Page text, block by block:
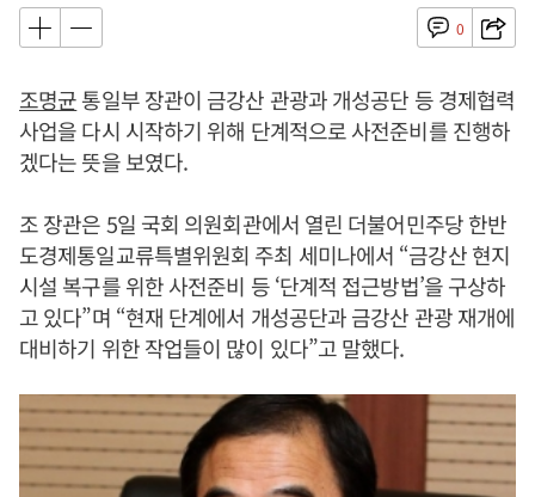
0
조명균통일부 장관이 금강산 관광과 개성공단 등 경제협력
사업을 다시 시작하기 위해 단계적으로 사전준비를 진행하
겠다는 뜻을 보였다.
조 장관은 5일 국회 의원회관에서 열린 더불어민주당 한반
도경제통일교류특별위원회 주최 세미나에서 “금강산 현지
시설 복구를 위한 사전준비 등 ‘단계적 접근방법’을 구상하
고 있다”며 “현재 단계에서 개성공단과 금강산 관광 재개에
대비하기 위한 작업들이 많이 있다”고 말했다.